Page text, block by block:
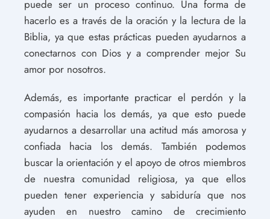
puede ser un proceso continuo. Una forma de
hacerlo es a través de la oración y la lectura de la
Biblia, ya que estas prácticas pueden ayudarnos a
conectarnos con Dios y a comprender mejor Su
amor por nosotros.
Además, es importante practicar el perdón y la
compasión hacia los demás, ya que esto puede
ayudarnos a desarrollar una actitud más amorosa y
confiada hacia los demás. También podemos
buscar la orientación y el apoyo de otros miembros
de nuestra comunidad religiosa, ya que ellos
pueden tener experiencia y sabiduría que nos
ayuden en nuestro camino de crecimiento